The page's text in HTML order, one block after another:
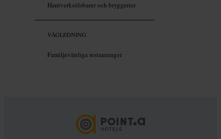
Hantverksölsbarer och bryggerier
VÄGLEDNING
Familjevänliga restauranger